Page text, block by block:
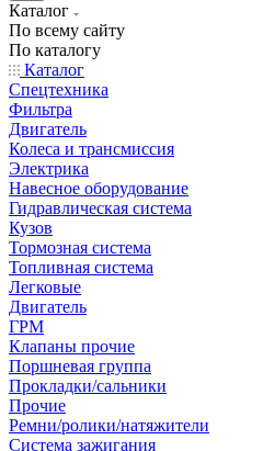
Каталог
По всему сайту
По каталогу
Каталог
Спецтехника
Фильтра
Двигатель
Колеса и трансмиссия
Электрика
Навесное оборудование
Гидравлическая система
Кузов
Тормозная система
Топливная система
Легковые
Двигатель
ГРМ
Клапаны прочие
Поршневая группа
Прокладки/сальники
Прочие
Ремни/ролики/натяжители
Система зажигания